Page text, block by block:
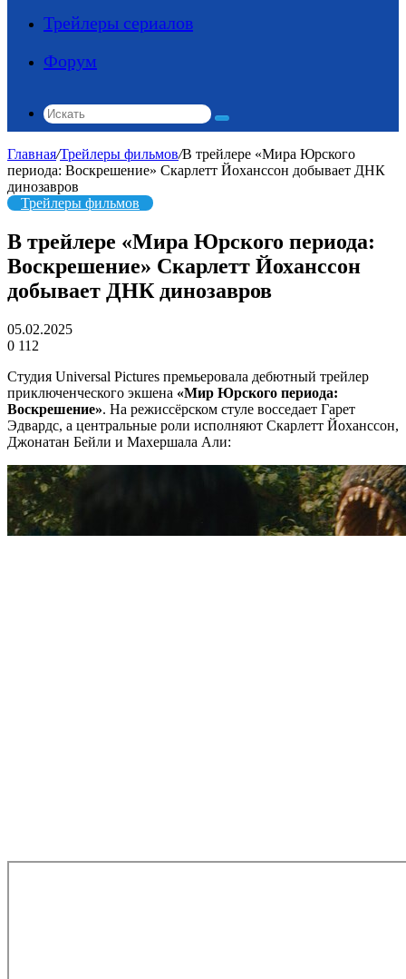
Трейлеры сериалов
Форум
Искать
Главная/Трейлеры фильмов/В трейлере «Мира Юрского
периода: Воскрешение» Скарлетт Йоханссон добывает ДНК
динозавров
Трейлеры фильмов
В трейлере «Мира Юрского периода:
Воскрешение» Скарлетт Йоханссон
добывает ДНК динозавров
05.02.2025
0 112
Студия Universal Pictures премьеровала дебютный трейлер
приключенческого экшена «Мир Юрского периода:
Воскрешение». На режиссёрском стуле восседает Гарет
Эдвардс, а центральные роли исполняют Скарлетт Йоханссон,
Джонатан Бейли и Махершала Али: